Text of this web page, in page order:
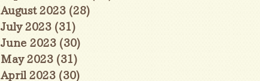
August 2023 (28)
July 2023 (31)
June 2023 (30)
May 2023 (31)
April 2023 (30)